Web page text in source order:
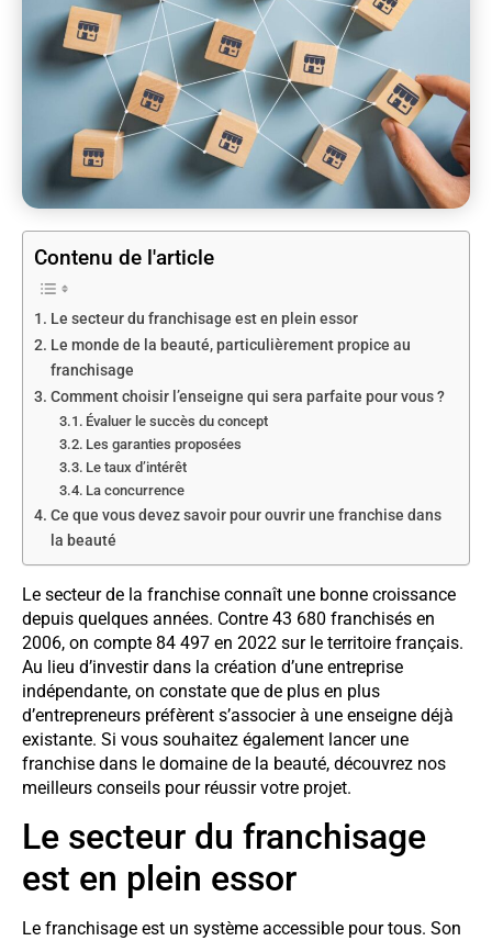
Contenu de l'article
Le secteur du franchisage est en plein essor
Le monde de la beauté, particulièrement propice au
franchisage
Comment choisir l’enseigne qui sera parfaite pour vous ?
Évaluer le succès du concept
Les garanties proposées
Le taux d’intérêt
La concurrence
Ce que vous devez savoir pour ouvrir une franchise dans
la beauté
Le secteur de la franchise connaît une bonne croissance
depuis quelques années. Contre 43 680 franchisés en
2006, on compte 84 497 en 2022 sur le territoire français.
Au lieu d’investir dans la création d’une entreprise
indépendante, on constate que de plus en plus
d’entrepreneurs préfèrent s’associer à une enseigne déjà
existante. Si vous souhaitez également lancer une
franchise dans le domaine de la beauté, découvrez nos
meilleurs conseils pour réussir votre projet.
Le secteur du franchisage
est en plein essor
Le franchisage est un système accessible pour tous. Son